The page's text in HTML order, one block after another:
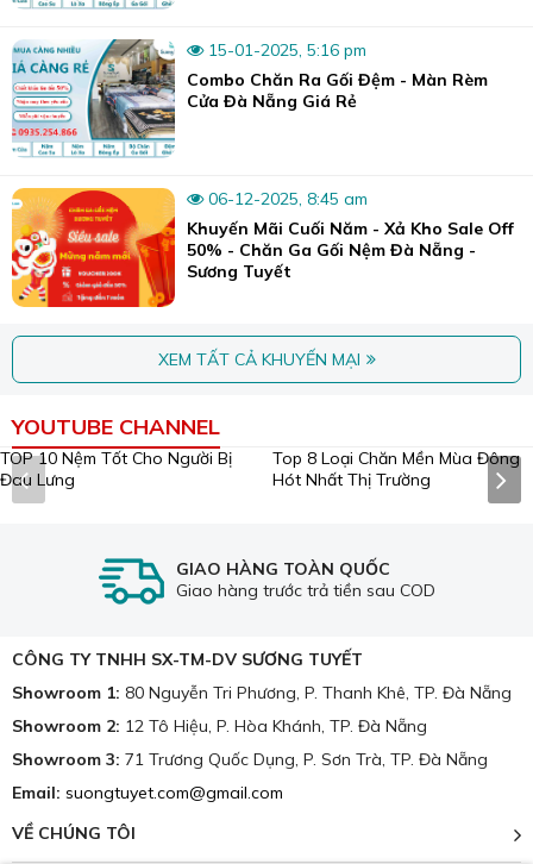
1. Các Loại Nệm Cao Su Phổ Biến tại
Sương Tuyết Đà Nẵng
Nệm cao su luôn là lựa chọn hàng đầu về chất lượng và sự
êm ái, được hàng triệu gia đình Việt Nam tin chọn qua
Với độ đàn hồi vượt trội, khả năng nâng đỡ cơ thể tối ưu
cùng độ bền bền bỉ, nệm cao su mang đến trải nghiệm
giấc ngủ hoàn hảo, giúp bạn thư giãn trọn vẹn mỗi đêm.
người tiêu dùng.
Nệm cao su được phân loại chủ yếu thành hai dòng chính
với những đặc tính riêng biệt:
1.1. Nệm Cao Su Thiên Nhiên Đà Nẵng
Đây là dòng nệm cao cấp nhất, được làm từ 100% mủ cao
su thiên nhiên (latex) không chứa bất kỳ chất phụ gia độc
hại nào.
15-01-2025, 5:16 pm
Combo Chăn Ra Gối Đệm - Màn Rèm
Cửa Đà Nẵng Giá Rẻ
06-12-2025, 8:45 am
Khuyến Mãi Cuối Năm - Xả Kho Sale Off
50% - Chăn Ga Gối Nệm Đà Nẵng -
Sương Tuyết
XEM TẤT CẢ KHUYẾN MẠI
YOUTUBE CHANNEL
Đau Lưng
Top 8 Loại Chăn Mền Mùa Đông
GIAO HÀNG TOÀN QUỐC
Giao hàng trước trả tiền sau COD
CÔNG TY TNHH SX-TM-DV SƯƠNG TUYẾT